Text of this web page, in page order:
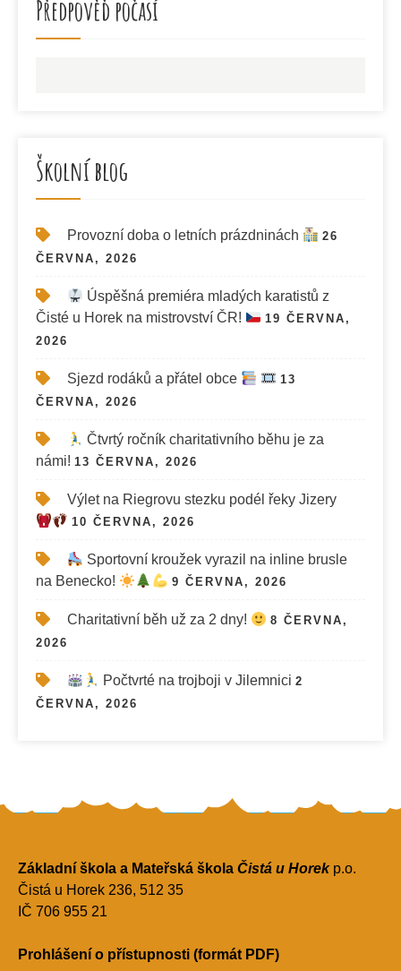
Předpověď počasí
Školní blog
Provozní doba o letních prázdninách
26
ČERVNA, 2026
Úspěšná premiéra mladých karatistů z
Čisté u Horek na mistrovství ČR!
19 ČERVNA,
2026
Sjezd rodáků a přátel obce
13
ČERVNA, 2026
Čtvrtý ročník charitativního běhu je za
námi! 13 ČERVNA, 2026
Výlet na Riegrovu stezku podél řeky Jizery
10 ČERVNA, 2026
Sportovní kroužek vyrazil na inline brusle
na Benecko!
9 ČERVNA, 2026
Charitativní běh už za 2 dny!
8 ČERVNA,
2026
Počtvrté na trojboji v Jilemnici 2
ČERVNA, 2026
Základní škola a Mateřská škola Čistá u Horekp.o.
Čistá u Horek 236, 512 35
IČ 706 955 21
Prohlášení o přístupnosti (formát PDF)